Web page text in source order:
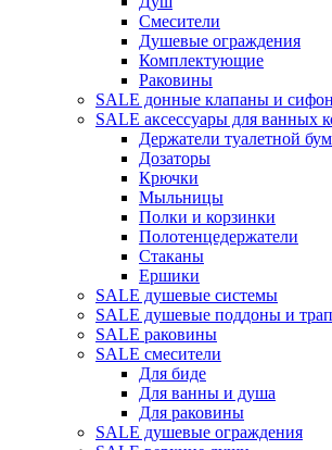
Смесители
Душевые ограждения
Комплектующие
Раковины
SALE донные клапаны и
SALE аксессуары для ванных
Держатели туалетной
Дозаторы
Крючки
Мыльницы
Полки и корзинки
Полотенцедержатели
Стаканы
Ершики
SALE душевые системы
SALE душевые поддоны и
SALE раковины
SALE смесители
Для биде
Для ванны и душа
Для раковины
SALE душевые ограждения